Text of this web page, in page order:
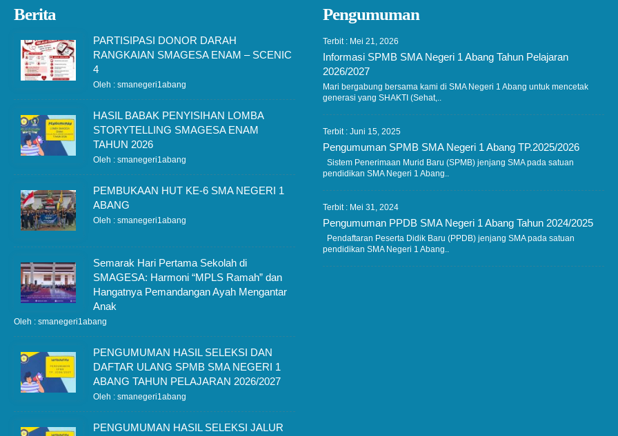
Berita
PARTISIPASI DONOR DARAH
RANGKAIAN SMAGESA ENAM – SCENIC
4
Oleh : smanegeri1abang
HASIL BABAK PENYISIHAN LOMBA
STORYTELLING SMAGESA ENAM
TAHUN 2026
Oleh : smanegeri1abang
PEMBUKAAN HUT KE-6 SMA NEGERI 1
ABANG
Oleh : smanegeri1abang
Semarak Hari Pertama Sekolah di
SMAGESA: Harmoni “MPLS Ramah” dan
Hangatnya Pemandangan Ayah Mengantar
Anak
Oleh : smanegeri1abang
PENGUMUMAN HASIL SELEKSI DAN
DAFTAR ULANG SPMB SMA NEGERI 1
ABANG TAHUN PELAJARAN 2026/2027
Oleh : smanegeri1abang
PENGUMUMAN HASIL SELEKSI JALUR
Pengumuman
Terbit : Mei 21, 2026
Informasi SPMB SMA Negeri 1 Abang Tahun Pelajaran
2026/2027
Mari bergabung bersama kami di SMA Negeri 1 Abang untuk mencetak
generasi yang SHAKTI (Sehat,..
Terbit : Juni 15, 2025
Pengumuman SPMB SMA Negeri 1 Abang TP.2025/2026
Sistem Penerimaan Murid Baru (SPMB) jenjang SMA pada satuan
pendidikan SMA Negeri 1 Abang..
Terbit : Mei 31, 2024
Pengumuman PPDB SMA Negeri 1 Abang Tahun 2024/2025
Pendaftaran Peserta Didik Baru (PPDB) jenjang SMA pada satuan
pendidikan SMA Negeri 1 Abang..